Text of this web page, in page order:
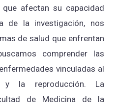
afectan su capacidad
de la investigación, nos
de salud que enfrentan
comprender las
vinculadas al
y la reproducción. La
de Medicina de la